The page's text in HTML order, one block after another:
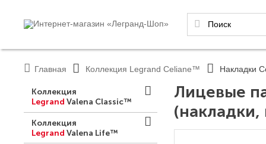
Лицевые
(накладки,
Коллекция
Legrand Valena Classic™
Коллекция
Legrand Valena Life™
Главная Коллекция Legrand Celiane™ Накладки